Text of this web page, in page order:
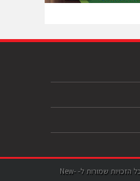
New-Tech Magazine | כל הזכויות שמורות ל- New-